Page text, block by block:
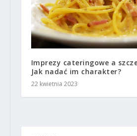
Imprezy cateringowe a
Jak nadać im charakter?
22 kwietnia 2023